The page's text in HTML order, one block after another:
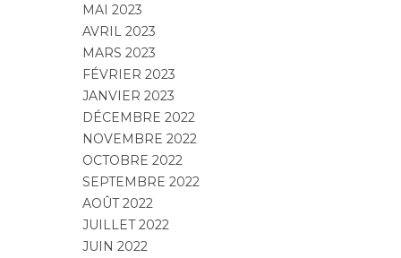
MAI 2023
AVRIL 2023
MARS 2023
FÉVRIER 2023
JANVIER 2023
DÉCEMBRE 2022
NOVEMBRE 2022
OCTOBRE 2022
SEPTEMBRE 2022
AOÛT 2022
JUILLET 2022
JUIN 2022